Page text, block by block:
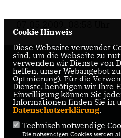
Internetseite der CDU-
Braunschweig, mit
um die Kommunalpolitik in
Niedersachsens.
IMPRESSUM
Cookie Hinweis
Diese Webseite verwendet
sind, um die Webseite zu
verwenden wir Dienste von
helfen, unser Webangebot
Optmierung). Für die
Dienste, benötigen wir Ihre
Einwilligung können Sie
Informationen finden Sie in
Datenschutzerklärung.
Technisch notwendige
Die notwendigen Cookies werden